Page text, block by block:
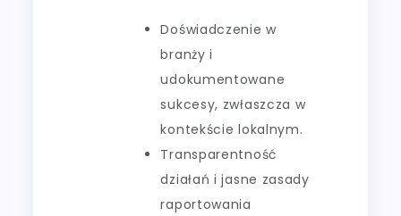
Doświadczenie w
branży i
udokumentowane
sukcesy, zwłaszcza w
kontekście lokalnym.
Transparentność
działań i jasne zasady
raportowania